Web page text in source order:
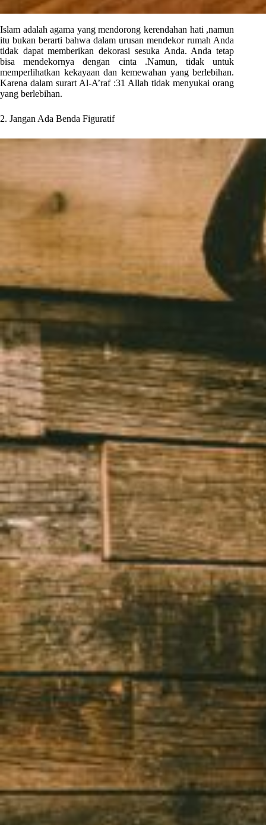
Islam adalah agama yang mendorong kerendahan hati ,namun
itu bukan berarti bahwa dalam urusan mendekor rumah Anda
tidak dapat memberikan dekorasi sesuka Anda. Anda tetap
bisa mendekornya dengan cinta .Namun, tidak untuk
memperlihatkan kekayaan dan kemewahan yang berlebihan.
Karena dalam surart Al-A’raf :31 Allah tidak menyukai orang
yang berlebihan.
2. Jangan Ada Benda Figuratif